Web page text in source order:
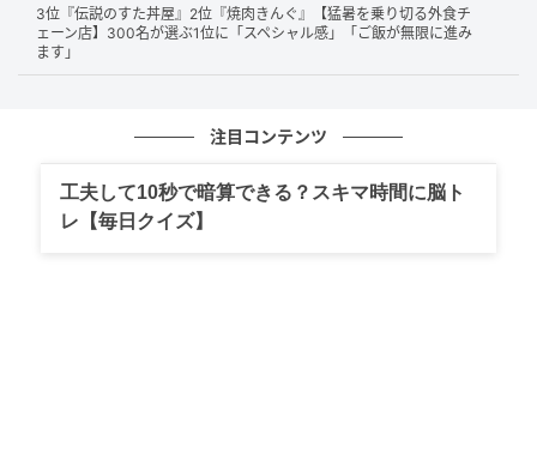
第2位：バスマジックリンエアジェット（89
票）
バスマジックリンエアジェット」
洗浄力の高さに加え、「こすらずにスプレーして30秒
待つだけ」「広範囲にラクに使えるポンプ式」など、
3位『伝説のすた丼屋』2位『焼肉きんぐ』【猛暑を乗り切る外食チ
ェーン店】300名が選ぶ1位に「スペシャル感」「ご飯が無限に進み
ます」
注目コンテンツ
工夫して10秒で暗算できる？スキマ時間に脳ト
レ【毎日クイズ】